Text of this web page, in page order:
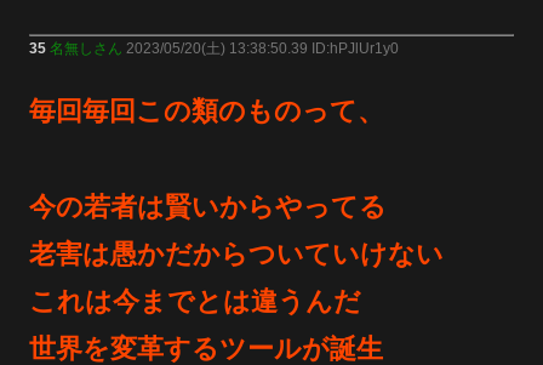
35 名無しさん 2023/05/20(土) 13:38:50.39 ID:hPJlUr1y0
毎回毎回この類のものって、
今の若者は賢いからやってる
老害は愚かだからついていけない
これは今までとは違うんだ
世界を変革するツールが誕生